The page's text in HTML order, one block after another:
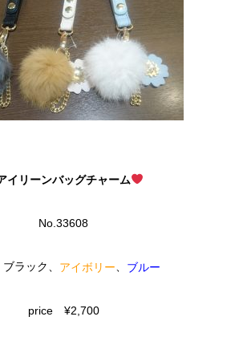
イリーンバッグチャーム
No.33608
ラック、 アイボリー ブルー
price ¥2,700